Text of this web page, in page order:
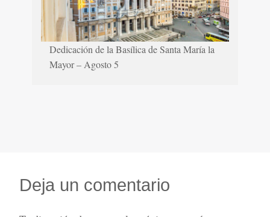
Dedicación de la Basílica de Santa María la
Mayor – Agosto 5
Deja un comentario